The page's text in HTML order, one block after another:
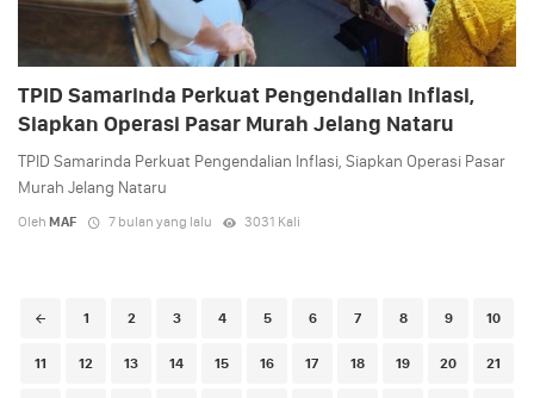
TPID Samarinda Perkuat Pengendalian Inflasi,
Siapkan Operasi Pasar Murah Jelang Nataru
TPID Samarinda Perkuat Pengendalian Inflasi, Siapkan Operasi Pasar
Murah Jelang Nataru
Oleh MAF 7 bulan yang lalu 3031 Kali
Posts
1 2 3 4 5 6 7 8 9 10
11 12 13 14 15 16 17 18 19 20 21